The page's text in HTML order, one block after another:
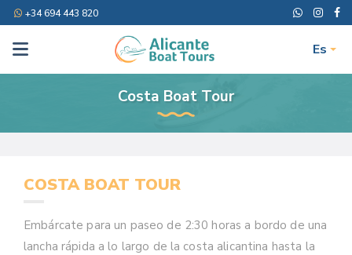
+34 694 443 820
Es
Costa Boat Tour
COSTA BOAT TOUR
Embárcate para un paseo de 2:30 horas a bordo de una
lancha rápida a lo largo de la costa alicantina hasta la